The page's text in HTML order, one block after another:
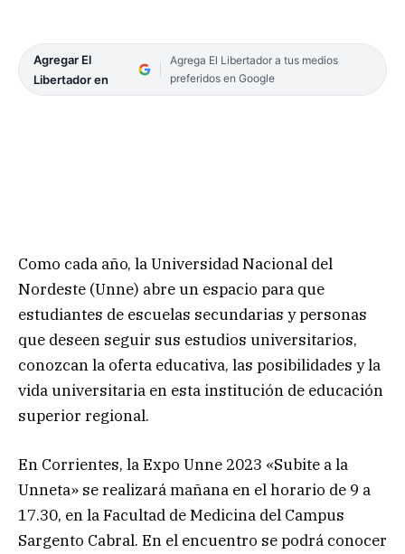
Agregar El
Libertador en
Agrega El Libertador a tus medios
preferidos en Google
Como cada año, la Universidad Nacional del
Nordeste (Unne) abre un espacio para que
estudiantes de escuelas secundarias y personas
que deseen seguir sus estudios universitarios,
conozcan la oferta educativa, las posibilidades y la
vida universitaria en esta institución de educación
superior regional.
En Corrientes, la Expo Unne 2023 «Subite a la
Unneta» se realizará mañana en el horario de 9 a
17.30, en la Facultad de Medicina del Campus
Sargento Cabral. En el encuentro se podrá conocer